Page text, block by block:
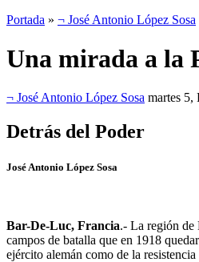
Portada » ¬ José Antonio López Sosa
Una mirada a la
¬ José Antonio López Sosa martes 5,
Detrás del Poder
José Antonio López Sosa
Bar-De-Luc, Francia.- La región de
campos de batalla que en 1918
ejército alemán como de la resistencia